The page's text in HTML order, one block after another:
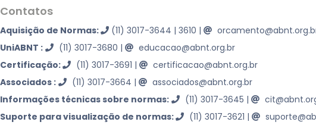
Contatos
Aquisição de Normas: (11) 3017-3644 | 3610 |
UniABNT :
(11) 3017-3680 |
educacao@abnt.org.br
Certificação:
(11) 3017-3691 |
certificacao@abnt.org.br
Associados :
(11) 3017-3664 |
associados@abnt.org.br
Informações técnicas sobre normas:
(11) 3017-3645 |
Suporte para visualização de normas:
(11) 3017-3621 |